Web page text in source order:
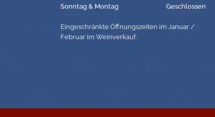
Sonntag & Montag
Geschlossen
Eingeschränkte Öffnungszeiten im Januar /
Februar im Weinverkauf.